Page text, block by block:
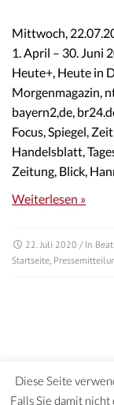
Mittwoch,
1. April – 30. Juni
Heute+, Heute in
Morgenmagazin,
bayern2,de,
Focus, Spiegel,
Handelsblatt,
Zeitung, Blick,
Weiterlesen »
22. Juli 2020 / In
Startseite,
Diese Seite
Falls Sie damit